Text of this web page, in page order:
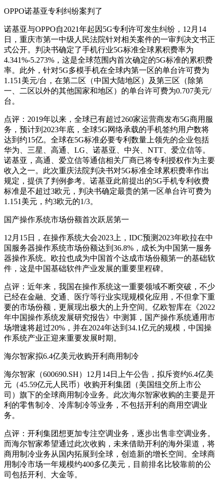
OPPO诺基亚专利纠纷案判了
诺基亚与OPPO自2021年起因5G专利许可发生纠纷，12月14
日，重庆市第一中级人民法院针对相关案件的一审判决文书正
式公开。判决书确定了手机行业5G标准全球累积费率为
4.341%-5.273%，这是全球范围内首次确定的5G标准的累积费
率。此外，针对5G多模手机在全球内第一区的单台许可费为
1.151美元/台，在第二区（中国大陆地区）及第三区（除第
一、二区以外的其他国家和地区）的单台许可费为0.707美元/
台。
点评：2019年以来，全球已有超过260家运营商发布5G商用服
务，预计到2023年底，全球5G网络承载的手机签约用户数将
达到约15亿。全球在5G标准必要专利数量上领先的企业包括
华为、三星、高通、LG、诺基亚、中兴、NTT、爱立信等。
诺基亚，高通、爱立信等通信相关厂商已将专利授权作为主要
收入之一。此次重庆法院判决书对5G标准全球累积费率作出
规定，提供了判例参考。诺基亚此前提出的5G手机专利收费
标准是不超过3欧元，判决书确定最贵的第一区单台许可费为
1.151美元，约3欧元的1/3。
国产操作系统市场份额首次跃居第一
12月15日，在操作系统大会2023上，IDC预测2023年欧拉在中
国服务器操作系统市场份额达到36.8%，成长为中国第一服务
器操作系统。欧拉也成为中国首个达成市场份额第一的基础软
件，这是中国基础软件产业发展的重要里程碑。
点评：近年来，我国在操作系统这一重要领域不断突破，不少
已经在金融、交通、医疗等行业实现规模化应用，不但拿下重
要的市场份额，更展现出极大的上升空间。亿欧智库在《2022
年中国操作系统发展研究报告》中测算，国产操作系统通用市
场增速将超过20%，并在2024年达到34.1亿元的规模，中国操
作系统产业正迎来重要发展时期。
海尔智家拟6.4亿美元收购开利商用制冷
海尔智家（600690.SH）12月14日上午公告，拟斥资约6.4亿美
元（45.59亿元人民币）收购开利集团（美国纽交所上市公
司）旗下的全球商用制冷业务。此次海尔智家收购的主要是开
利的零售制冷、冷库制冷等业务，不包括开利的商用空调业
务。
点评：开利集团想更加专注空调业务，逐步出售非空调业务。
而海尔智家希望通过此次收购，未来借助开利的海外渠道，将
商用制冷业务从国内拓展到全球，创造新的增长空间。全球商
用制冷市场一年规模约400多亿美元，目前排名比较靠前的公
司包括开利、大金等。